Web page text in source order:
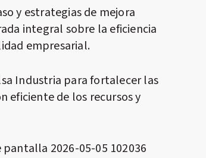
y estrategias de mejora
integral sobre la eficiencia
empresarial.
Industria para fortalecer las
eficiente de los recursos y